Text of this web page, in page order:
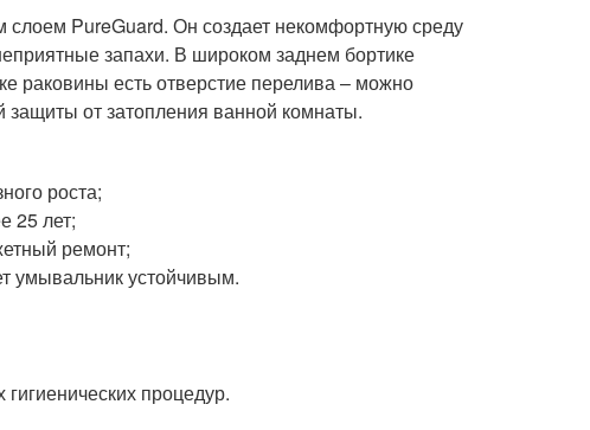
PureGuard. Он создает некомфортную среду
запахи. В широком заднем бортике
раковины есть отверстие перелива – можно
защиты от затопления ванной комнаты.
роста;
25 лет;
ремонт;
умывальник устойчивым.
процедур.